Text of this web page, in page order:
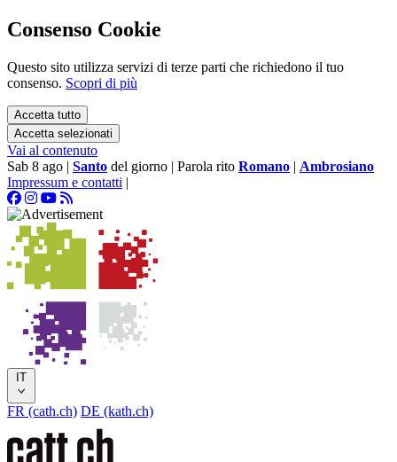
Consenso Cookie
Questo sito utilizza servizi di terze parti che richiedono il tuo
consenso. Scopri di più
Accetta tutto
Accetta selezionati
Vai al contenuto
Sab 8 ago | Santo del giorno | Parola rito Romano | Ambrosiano
Impressum e contatti |
IT
FR (cath.ch) DE (kath.ch)